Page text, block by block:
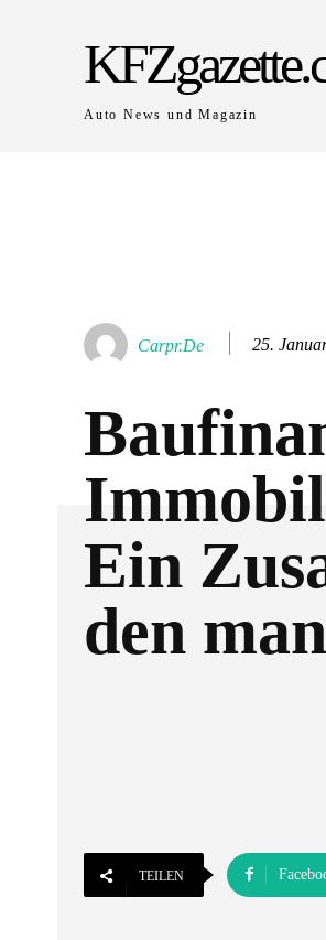
Auto News und Magazin
Carpr.de 25.
Ein
den
TEILEN